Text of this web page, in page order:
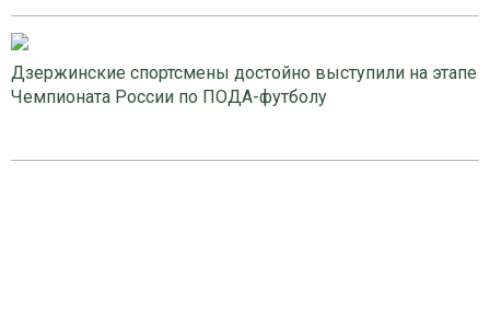
Дзержинские спортсмены достойно выступили на этапе
Чемпионата России по ПОДА-футболу